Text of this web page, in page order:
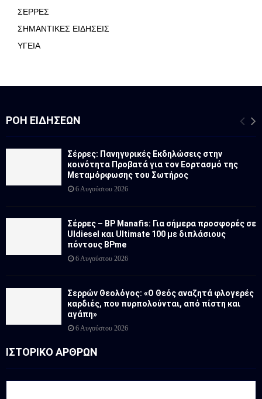
ΣΕΡΡΕΣ
ΣΗΜΑΝΤΙΚΕΣ ΕΙΔΗΣΕΙΣ
ΥΓΕΙΑ
ΡΟΉ ΕΙΔΉΣΕΩΝ
Σέρρες: Πανηγυρικές Εκδηλώσεις στην
κοινότητα Προβατά για τον Εορτασμό της
Μεταμόρφωσης του Σωτήρος
6 Αυγούστου 2026
Σέρρες – BP Manafis: Για σήμερα προσφορές σε
Uldiesel και Ultimate 100 με διπλάσιους
πόντους BPme
6 Αυγούστου 2026
Σερρών Θεολόγος: «Ο Θεός αναζητά φλογερές
καρδιές, που πυρπολούνται, από πίστη και
αγάπη»
6 Αυγούστου 2026
ΙΣΤΟΡΙΚΟ ΑΡΘΡΩΝ